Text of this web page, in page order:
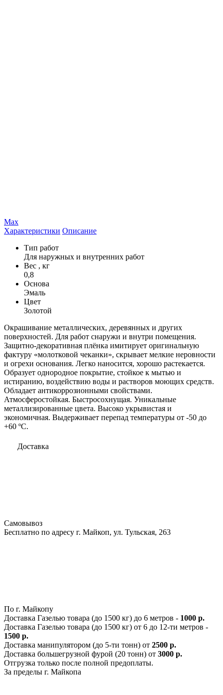
Max
Характеристики Описание
Тип работ
Для наружных и внутренних работ
Вес , кг
0,8
Основа
Эмаль
Цвет
Золотой
Окрашивание металлических, деревянных и других
поверхностей. Для работ снаружи и внутри помещения.
Защитно-декоративная плёнка имитирует оригинальную
фактуру «молотковой чеканки», скрывает мелкие неровности
и огрехи основания. Легко наносится, хорошо растекается.
Образует однородное покрытие, стойкое к мытью и
истиранию, воздействию воды и растворов моющих средств.
Обладает антикоррозионными свойствами.
Атмосферостойкая. Быстросохнущая. Уникальные
металлизированные цвета. Высоко укрывистая и
экономичная. Выдерживает перепад температуры от -50 до
+60 ºС.
Доставка
Самовывоз
Бесплатно по адресу г. Майкоп, ул. Тульская, 263
По г. Майкопу
Доставка Газелью товара (до 1500 кг) до 6 метров - 1000 р.
Доставка Газелью товара (до 1500 кг) от 6 до 12-ти метров -
1500 р.
Доставка манипулятором (до 5-ти тонн) от 2500 р.
Доставка большегрузной фурой (20 тонн) от 3000 р.
Отгрузка только после полной предоплаты.
За пределы г. Майкопа